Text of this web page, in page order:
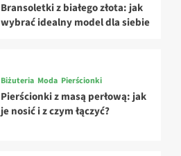
Bransoletki z białego złota: jak
wybrać idealny model dla siebie
Biżuteria Moda Pierścionki
Pierścionki z masą perłową: jak
je nosić i z czym łączyć?